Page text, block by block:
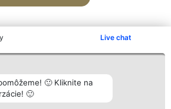
Live chat
🙂 Kliknite na
🙂
Hodnotenie
Laureáti
Lista
Kontakt
Kontakt